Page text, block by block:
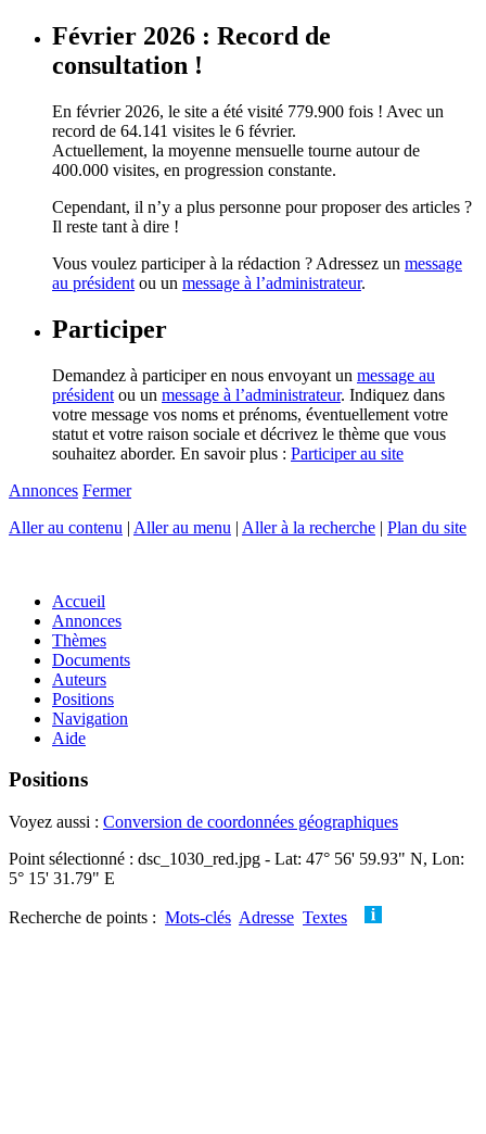
Février 2026 : Record de
consultation !
En février 2026, le site a été visité 779.900 fois ! Avec un
record de 64.141 visites le 6 février.
Actuellement, la moyenne mensuelle tourne autour de
400.000 visites, en progression constante.
Cependant, il n’y a plus personne pour proposer des articles ?
Il reste tant à dire !
Vous voulez participer à la rédaction ? Adressez un message
au président ou un message à l’administrateur.
Participer
Demandez à participer en nous envoyant un message au
président ou un message à l’administrateur. Indiquez dans
votre message vos noms et prénoms, éventuellement votre
statut et votre raison sociale et décrivez le thème que vous
souhaitez aborder. En savoir plus : Participer au site
Annonces Fermer
Aller au contenu | Aller au menu | Aller à la recherche | Plan du site
Accueil
Annonces
Thèmes
Documents
Auteurs
Positions
Navigation
Aide
Positions
Voyez aussi : Conversion de coordonnées géographiques
Point sélectionné : dsc_1030_red.jpg - Lat: 47° 56' 59.93" N, Lon:
5° 15' 31.79" E
Recherche de points : Mots-clés Adresse Textes